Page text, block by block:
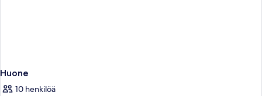
Huone
10 henkilöä